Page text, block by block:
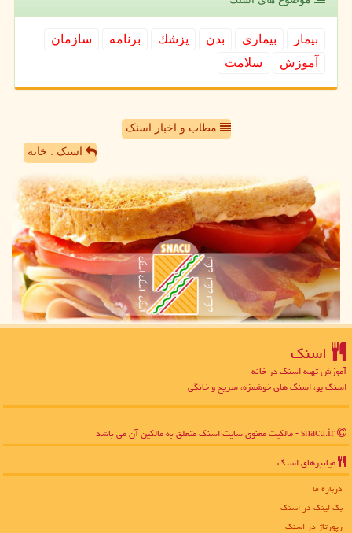
بیمار بیماری بدن پزشك برنامه
سازمان
آموزش
سلامت
مطاب و اخبار اسنک
اسنک : خانه
اسنك
آموزش تهیه اسنک در خانه
اسنک یو، اسنک های خوشمزه، سریع و خانگی
میانبرهای اسنك
درباره ما
بک لینک در اسنك
رپورتاژ در اسنك